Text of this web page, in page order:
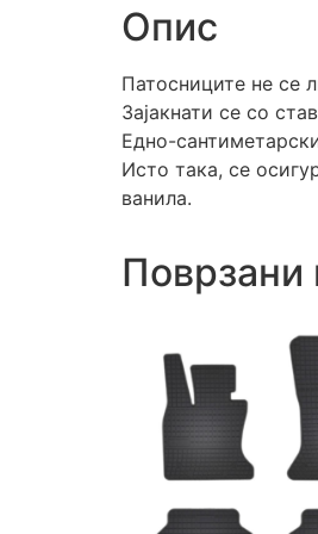
Опис
Патосниците не се
Зајакнати се со
Едно-
Исто така, се
ванила.
Поврзани